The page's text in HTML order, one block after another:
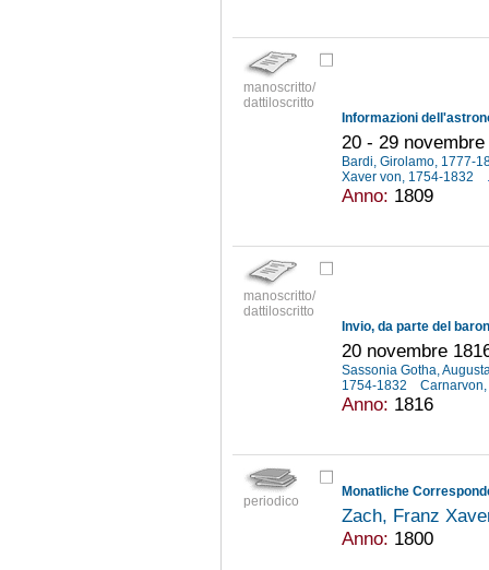
manoscritto/
dattiloscritto
20 - 29 novembre
Bardi, Girolamo, 1777-
Xaver von, 1754-1832
Anno: 1809
manoscritto/
dattiloscritto
20 novembre
Sassonia Gotha,
1754-1832
Anno: 1816
periodico
Zach, Franz
Anno: 1800